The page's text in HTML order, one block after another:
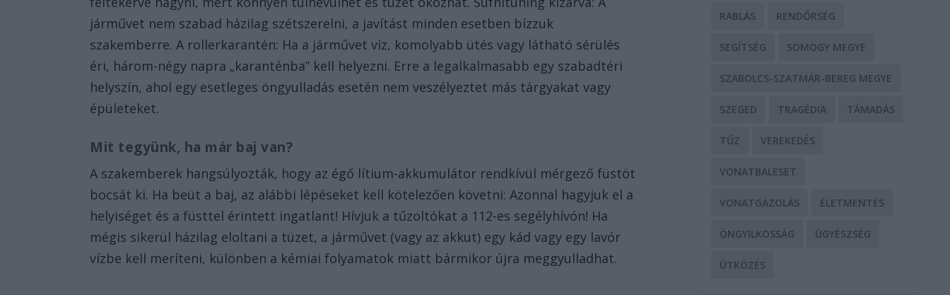
járművet nem szabad házilag szétszerelni, a javítást minden esetben bízzuk
szakemberre. A rollerkarantén: Ha a járművet víz, komolyabb ütés vagy látható sérülés
éri, három-négy napra „karanténba” kell helyezni. Erre a legalkalmasabb egy szabadtéri
helyszín, ahol egy esetleges öngyulladás esetén nem veszélyeztet más tárgyakat vagy
épületeket.
Mit tegyünk, ha már baj van?
A szakemberek hangsúlyozták, hogy az égő lítium-akkumulátor rendkívül mérgező füstöt
bocsát ki. Ha beüt a baj, az alábbi lépéseket kell kötelezően követni: Azonnal hagyjuk el a
helyiséget és a füsttel érintett ingatlant! Hívjuk a tűzoltókat a 112-es segélyhívón! Ha
mégis sikerül házilag eloltani a tüzet, a járművet (vagy az akkut) egy kád vagy egy lavór
vízbe kell meríteni, különben a kémiai folyamatok miatt bármikor újra meggyulladhat.
RABLÁS RENDŐRSÉG
SEGÍTSÉG SOMOGY MEGYE
SZABOLCS-SZATMÁR-BEREG MEGYE
SZEGED TRAGÉDIA TÁMADÁS
TŰZ VEREKEDÉS
VONATBALESET
VONATGÁZOLÁS ÉLETMENTÉS
ÖNGYILKOSSÁG ÜGYÉSZSÉG
ÜTKÖZÉS